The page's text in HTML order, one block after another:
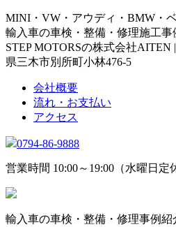
MINI・VW・アウディ・BMW・
輸入車の車検・整備・修理施工事
STEP MOTORSの株式会社AITEN
県三木市別所町小林476-5
会社概要
流れ・お支払い
アクセス
0794-86-9888
営業時間 10:00～19:00（水曜日定
輸入車の車検・整備・修理事例紹